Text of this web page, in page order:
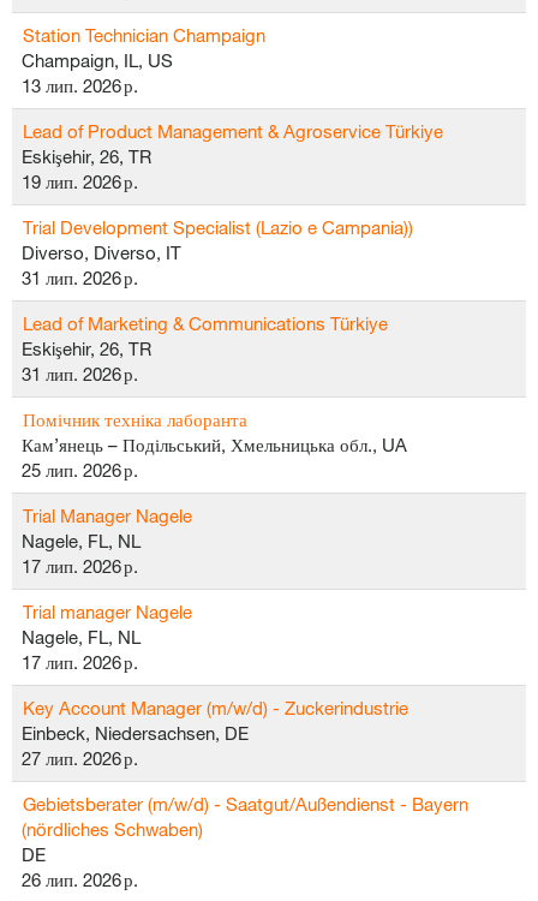
Station Technician Champaign
Champaign, IL, US
13 лип. 2026 р.
Lead of Product Management & Agroservice Türkiye
Eskişehir, 26, TR
19 лип. 2026 р.
Trial Development Specialist (Lazio e Campania))
Diverso, Diverso, IT
31 лип. 2026 р.
Lead of Marketing & Communications Türkiye
Eskişehir, 26, TR
31 лип. 2026 р.
Помічник техніка лаборанта
Кам’янець – Подільський, Хмельницька обл., UA
25 лип. 2026 р.
Trial Manager Nagele
Nagele, FL, NL
17 лип. 2026 р.
Trial manager Nagele
Nagele, FL, NL
17 лип. 2026 р.
Key Account Manager (m/w/d) - Zuckerindustrie
Einbeck, Niedersachsen, DE
27 лип. 2026 р.
Gebietsberater (m/w/d) - Saatgut/Außendienst - Bayern
(nördliches Schwaben)
DE
26 лип. 2026 р.